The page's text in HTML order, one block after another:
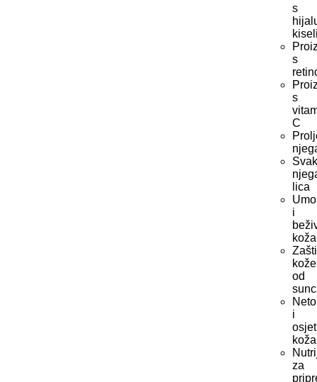
s
s
s
C
lica
i
koža
kože
od
i
koža
za